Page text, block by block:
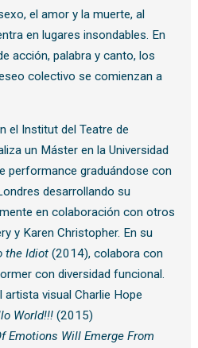
el amor y la muerte, al
en lugares insondables. En
acción, palabra y canto, los
colectivo se comienzan a
el Institut del Teatre de
un Máster en la Universidad
performance graduándose con
desarrollando su
en colaboración con otros
y Karen Christopher. En su
the Idiot(2014), colabora con
con diversidad funcional.
visual Charlie Hope
World!!!(2015)
Emotions Will Emerge From